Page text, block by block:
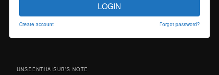
LOGIN
Create account Forgot password?
UNSEENTHAISUB’S NOTE